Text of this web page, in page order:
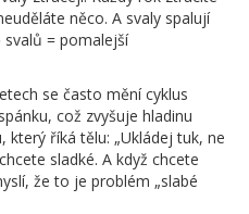
něco. A svaly spalují
svalů = pomalejší
se často mění cyklus
což zvyšuje hladinu
říká tělu: „Ukládej tuk, ne
sladké. A když chcete
že to je problém „slabé